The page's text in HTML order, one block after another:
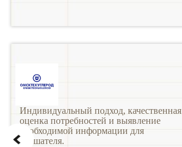
Индивидуальный подход, качественная
оценка потребностей и выявление
необходимой информации для
слушателя.